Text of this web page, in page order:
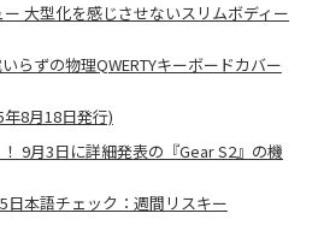
大型化を感じさせないスリムボディー
らずの物理QWERTYキーボードカバー
8月18日発行)
9月3日に詳細発表の『Gear S2』の機
本語チェック：週間リスキー